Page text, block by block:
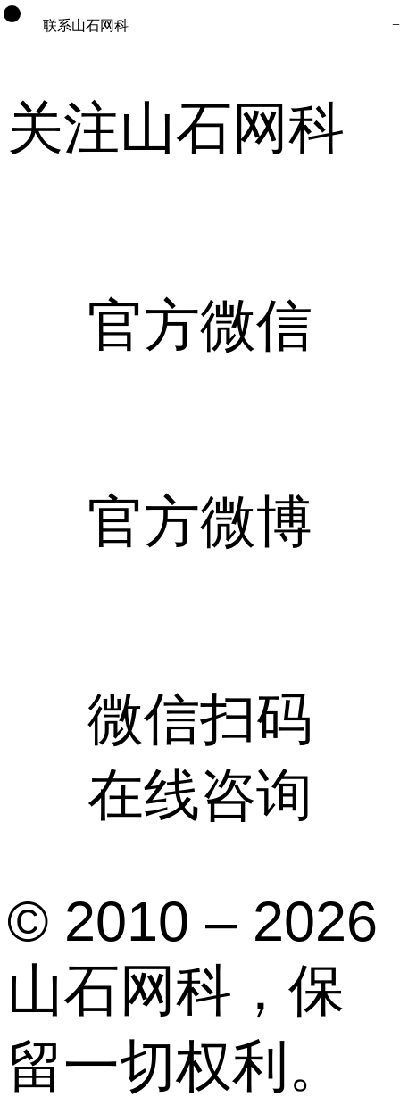
联系山石网科
关注山石网科
官方微信
官方微博
微信扫码
在线咨询
© 2010 – 2026
山石网科，保
留一切权利。